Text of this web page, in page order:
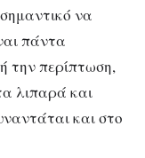
να
πάντα
την περίπτωση,
λιπαρά και
και στο